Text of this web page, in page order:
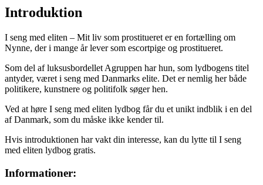
Introduktion
I seng med eliten – Mit liv som prostitueret er en fortælling om
Nynne, der i mange år lever som escortpige og prostitueret.
Som del af luksusbordellet Agruppen har hun, som lydbogens titel
antyder, været i seng med Danmarks elite. Det er nemlig her både
politikere, kunstnere og politifolk søger hen.
Ved at høre I seng med eliten lydbog får du et unikt indblik i en del
af Danmark, som du måske ikke kender til.
Hvis introduktionen har vakt din interesse, kan du lytte til I seng
med eliten lydbog gratis.
Informationer: